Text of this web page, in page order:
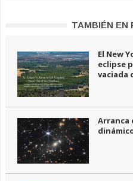
TAMBIÉN EN
El New
eclipse
vaciada
Arranca